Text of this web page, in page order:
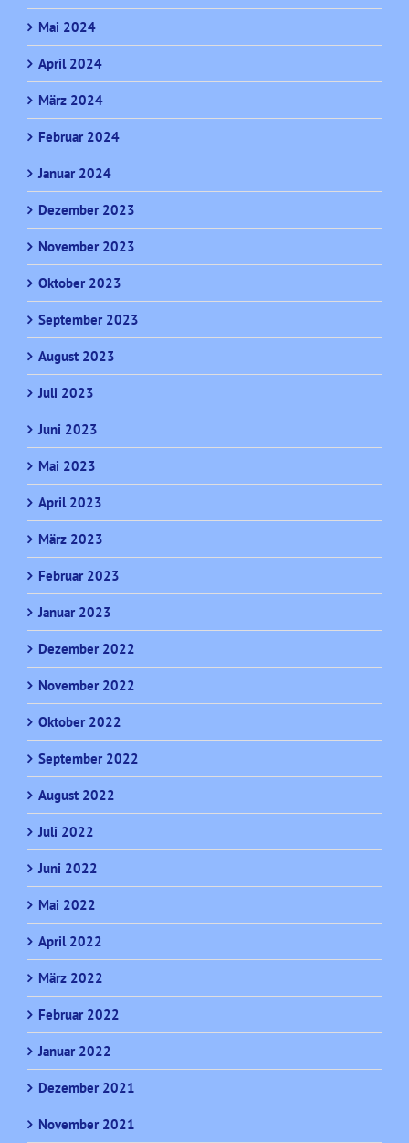
Mai 2024
April 2024
März 2024
Februar 2024
Januar 2024
Dezember 2023
November 2023
Oktober 2023
September 2023
August 2023
Juli 2023
Juni 2023
Mai 2023
April 2023
März 2023
Februar 2023
Januar 2023
Dezember 2022
November 2022
Oktober 2022
September 2022
August 2022
Juli 2022
Juni 2022
Mai 2022
April 2022
März 2022
Februar 2022
Januar 2022
Dezember 2021
November 2021